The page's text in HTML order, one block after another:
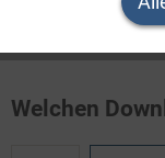
lebendigen Einblick
Welchen